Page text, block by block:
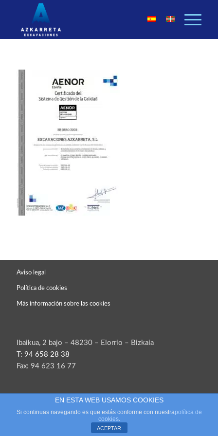
Aviso legal
Política de cookies
Más información sobre las cookies
Ibaikua, 2 bajo – 48230 – Elorrio – Bizkaia
T: 94 658 28 38
Fax: 94 623 16 77
EN ESTA WEB USAMOS COOKIES
Si continuas navegando es que estás conforme con nuestrapolítica de
cookies.
ACEPTAR